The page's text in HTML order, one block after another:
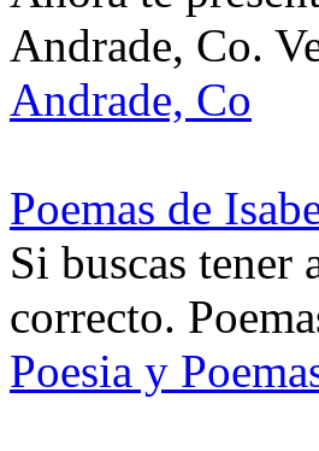
Andrade, Co.
Andrade, Co
Poemas de
Si buscas tener
correcto.
Poesia y